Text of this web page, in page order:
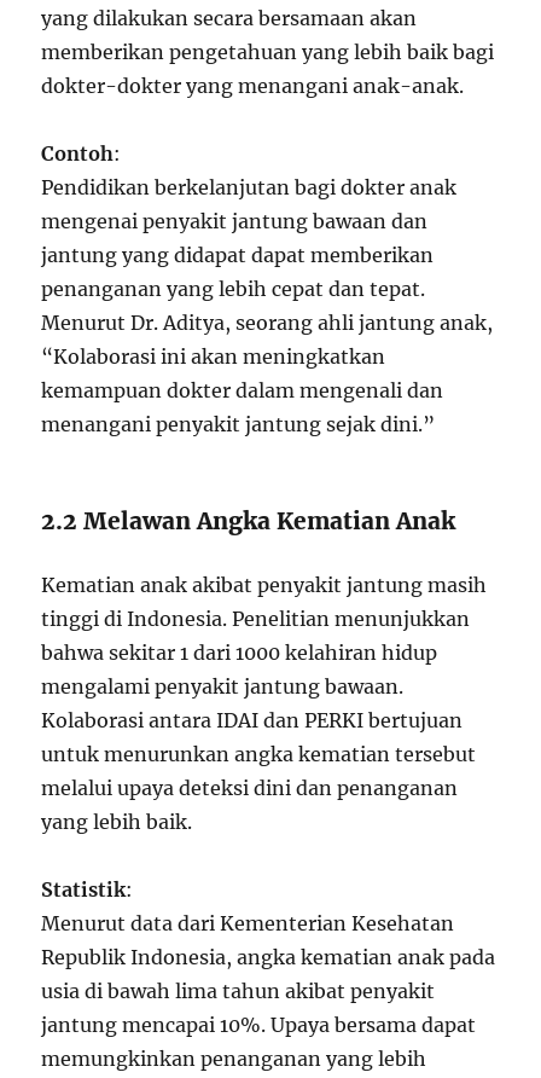
yang dilakukan secara bersamaan akan
memberikan pengetahuan yang lebih baik bagi
dokter-dokter yang menangani anak-anak.
Contoh:
Pendidikan berkelanjutan bagi dokter anak
mengenai penyakit jantung bawaan dan
jantung yang didapat dapat memberikan
penanganan yang lebih cepat dan tepat.
Menurut Dr. Aditya, seorang ahli jantung anak,
“Kolaborasi ini akan meningkatkan
kemampuan dokter dalam mengenali dan
menangani penyakit jantung sejak dini.”
2.2 Melawan Angka Kematian Anak
Kematian anak akibat penyakit jantung masih
tinggi di Indonesia. Penelitian menunjukkan
bahwa sekitar 1 dari 1000 kelahiran hidup
mengalami penyakit jantung bawaan.
Kolaborasi antara IDAI dan PERKI bertujuan
untuk menurunkan angka kematian tersebut
melalui upaya deteksi dini dan penanganan
yang lebih baik.
Statistik:
Menurut data dari Kementerian Kesehatan
Republik Indonesia, angka kematian anak pada
usia di bawah lima tahun akibat penyakit
jantung mencapai 10%. Upaya bersama dapat
memungkinkan penanganan yang lebih